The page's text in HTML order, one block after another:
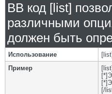
BB код [list]
различными
должен быть
Использование [list]
Пример
[list]
[/